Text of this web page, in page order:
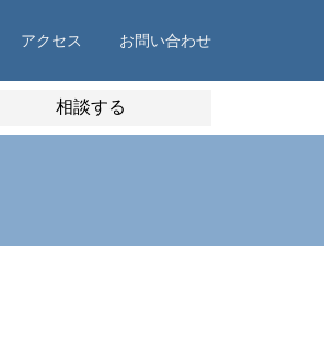
アクセス お問い合わせ
相談する